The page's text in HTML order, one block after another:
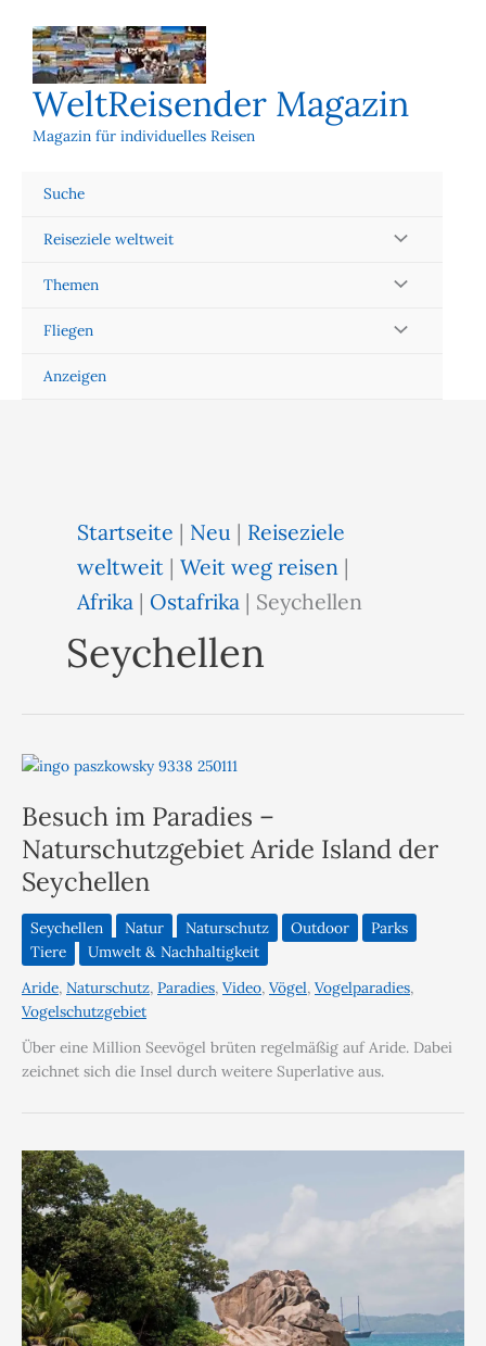
Inhalt
springen
WeltReisender Magazin
Magazin für individuelles Reisen
Suche
Reiseziele weltweit
Themen
Fliegen
Anzeigen
Startseite | Neu | Reiseziele
weltweit |Weit weg reisen |
Afrika | Ostafrika | Seychellen
Seychellen
Besuch im Paradies –
Naturschutzgebiet Aride Island der
Seychellen
Seychellen Natur Naturschutz Outdoor
Parks
Tiere
Umwelt & Nachhaltigkeit
Aride, Naturschutz, Paradies, Video, Vögel, Vogelparadies,
Vogelschutzgebiet
Über eine Million Seevögel brüten regelmäßig auf Aride. Dabei
zeichnet sich die Insel durch weitere Superlative aus.